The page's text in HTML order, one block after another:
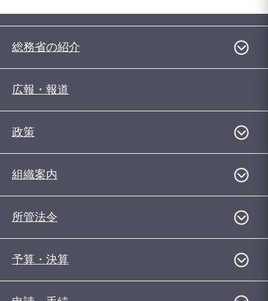
総務省の紹介
広報・報道
政策
組織案内
所管法令
予算・決算